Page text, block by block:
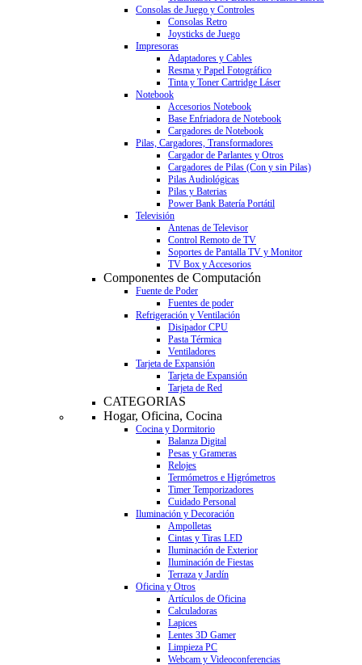
Consolas de Juego y Controles
Consolas Retro
Joysticks de Juego
Impresoras
Adaptadores y Cables
Resma y Papel Fotográfico
Tinta y Toner Cartridge Láser
Notebook
Accesorios Notebook
Base Enfriadora de Notebook
Cargadores de Notebook
Pilas, Cargadores, Transformadores
Cargador de Parlantes y Otros
Cargadores de Pilas (Con y sin Pilas)
Pilas Audiológicas
Pilas y Baterias
Power Bank Batería Portátil
Televisión
Antenas de Televisor
Control Remoto de TV
Soportes de Pantalla TV y Monitor
TV Box y Accesorios
Componentes de Computación
Fuente de Poder
Fuentes de poder
Refrigeración y Ventilación
Disipador CPU
Pasta Térmica
Ventiladores
Tarjeta de Expansión
Tarjeta de Expansión
Tarjeta de Red
CATEGORIAS
Hogar, Oficina, Cocina
Cocina y Dormitorio
Balanza Digital
Pesas y Grameras
Relojes
Termómetros e Higrómetros
Timer Temporizadores
Cuidado Personal
Iluminación y Decoración
Ampolletas
Cintas y Tiras LED
Iluminación de Exterior
Iluminación de Fiestas
Terraza y Jardín
Oficina y Otros
Artículos de Oficina
Calculadoras
Lapices
Lentes 3D Gamer
Limpieza PC
Webcam y Videoconferencias